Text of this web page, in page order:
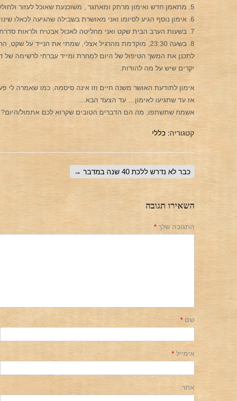
5. מתאמן חדש ואימון מרתק ומאתגר , משוכנעת שאוכל לעזור ולחולל שינוי עצום. הרגשה נפלאה.
6. אימון נוסף הגיע לסיומו ואני מאושרת בשבילה שהגיעה לכאלו שינויים, גאווה אמיתית וגם תחושה של נתינה.
7. בשעות הערב הבית שקט ואני מחליטה לאכול אבטיח ולראות סדרת בנות, מפרגנת לנשמה קצת.
8. בשעה 23:30, מוקדמת מהרגיל אצלי, שמתי את הנייד
לתכנן את המשך הטיפול של היום למחרת ומייד עברתי לרשימה של
יקרים שיש על מה להודות.
אימון לתודעת האושר משנה חיים וזו אינה סיסמה, כמו שאמרה
אז עד שתגיעו לאימון… עד הצעד הבא…
אשמח שתשתפו, מה הם הדברים הטובים שקרוא לכם אתמול/
קטגוריה:כללי
כבר לא נדרש ללכת 40 שנה במדבר →
השאירו תגובה
התגובה שלך*
שם*
אימייל*
אתר